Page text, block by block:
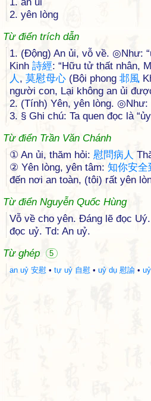
2. yên lòng
Từ điển trích dẫn
1. (Động) An ủi, vỗ về. ◎Như:
Kinh 詩經: “Hữu tử thất nhân,
人 , 莫慰母心 (Bội phong 邶風
người con, Lại không an ủi
2. (Tính) Yên, yên lòng. ◎Như:
3. § Ghi chú: Ta quen đọc là
Từ điển Trần Văn Chánh
① An ủi, thăm hỏi: 慰問病 人
② Yên lòng, yên tâm: 知你安全
đến nơi an toàn, (tôi) rất yên
Từ điển Nguyễn Quốc Hùng
Vỗ về cho yên. Đáng lẽ đọc
đọc uỷ. Td: An uỷ.
Từ ghép
5
an uỷ 安慰 • tự uỷ 自慰 • uỷ dụ 慰諭 •